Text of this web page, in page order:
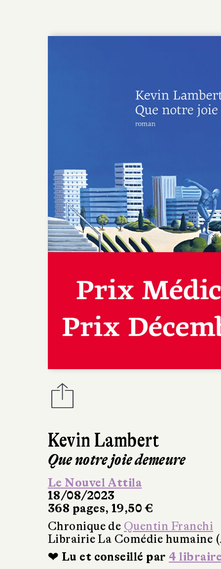
Kevin Lambert
Que notre joie demeure
Le Nouvel Attila
18/08/2023
368 pages, 19,50 €
Chronique de Quentin Franchi
Librairie La Comédie humaine
❤ Lu et conseillé par 4